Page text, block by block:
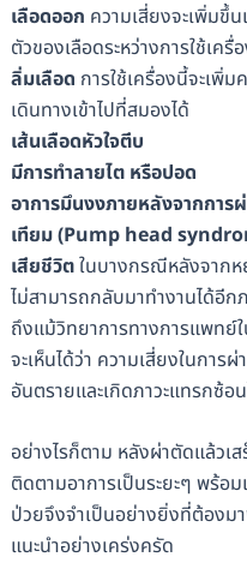
เลือดออก ความเสี่ยงจะเพิ่มขึ้
ตัวของเลือดระหว่างการใช้เครื่
ลิ่มเลือด การใช้เครื่องนี้จะเพิ่
เดินทางเข้าไปที่สมองได้
เส้นเลือดหัวใจตีบ
มีการทำลายไต หรือปอด
อาการมึนงงภายหลังจากการ
เทียม (Pump head
เสียชีวิตในบางกรณีหลังจากห
ไม่สามารถกลับมาทำงานได้อี
ถึงแม้วิทยาการทางการแพทย์
จะเห็นได้ว่า ความเสี่ยงในการ
อันตรายและเกิดภาวะแทรกซ้อ
อย่างไรก็ตาม หลังผ่าตัดแล้ว
ติดตามอาการเป็นระยะๆ พร้อ
ป่วยจึงจำเป็นอย่างยิ่งที่ต้อง
แนะนำอย่างเคร่งครัด